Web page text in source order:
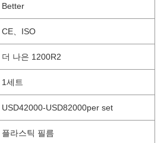
Better
CE、ISO
더 나은 1200R2
1세트
USD42000-USD82000per set
플라스틱 필름